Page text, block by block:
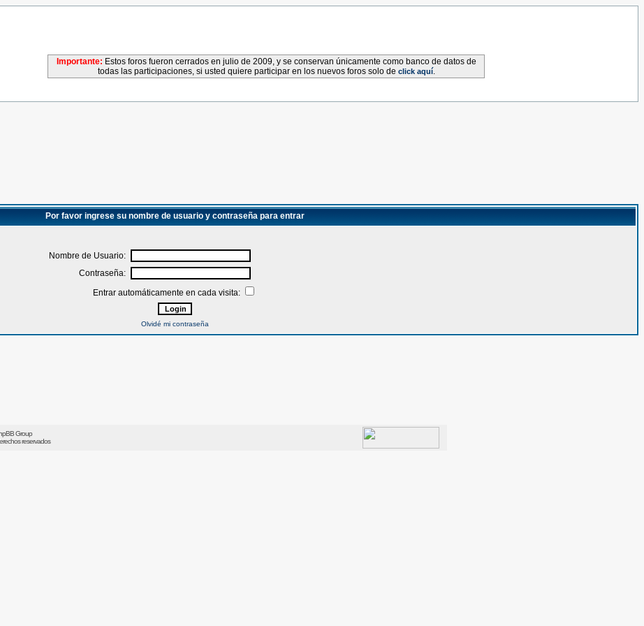
Importante: Estos foros fueron cerrados en julio de 2009, y se conservan únicamente como banco de datos de
todas las participaciones, si usted quiere participar en los nuevos foros solo de click aquí.
Por favor ingrese su nombre de usuario y contraseña para entrar
Nombre de Usuario:
Contraseña:
Entrar automáticamente en cada visita:
Olvidé mi contraseña
Group
reservados